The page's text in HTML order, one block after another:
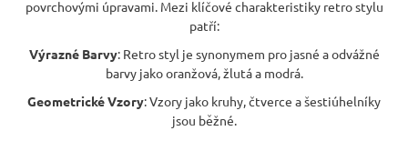
povrchovými úpravami. Mezi klíčové charakteristiky retro stylu
patří:
Výrazné Barvy: Retro styl je synonymem pro jasné a odvážné
barvy jako oranžová, žlutá a modrá.
Geometrické Vzory: Vzory jako kruhy, čtverce a šestiúhelníky
jsou běžné.
n